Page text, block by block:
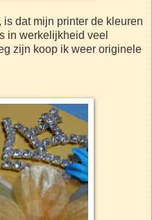
dat mijn printer de kleuren
in werkelijkheid veel
zijn koop ik weer originele